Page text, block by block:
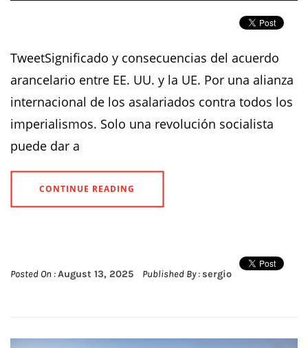
TweetSignificado y consecuencias del acuerdo
arancelario entre EE. UU. y la UE. Por una alianza
internacional de los asalariados contra todos los
imperialismos. Solo una revolución socialista
puede dar a
CONTINUE READING
Posted On :August 13, 2025 Published By :sergio